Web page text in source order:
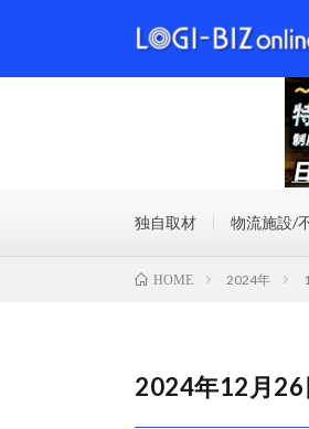
独自取材 物流施設/
HOME 2024年
2024年12月26